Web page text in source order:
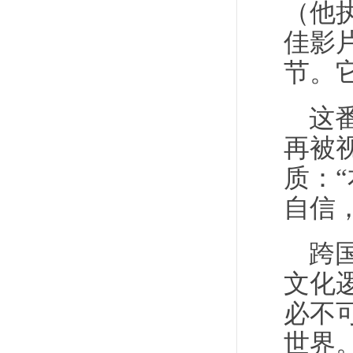
（
佳影
节。
这
再被
质：
自信
跨
文化
必不
世界